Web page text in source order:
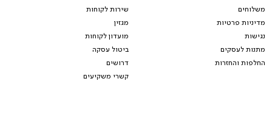
משלוחים
מדיניות פרטיות
נגישות
מתנות לעסקים
החלפות והחזרות
שירות לקוחות
מגזין
מועדון לקוחות
ביטול עסקה
דרושים
קשרי משקיעים